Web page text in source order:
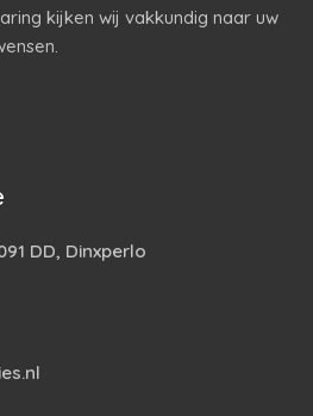
kijken wij vakkundig naar uw
DD, Dinxperlo